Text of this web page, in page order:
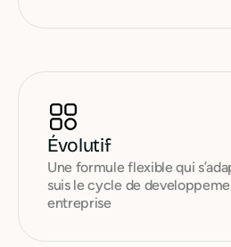
Évolutif
Une formule flexible qui
suis le cycle de
entreprise